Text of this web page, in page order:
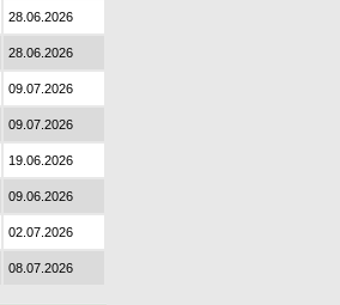
28.06.2026
28.06.2026
09.07.2026
09.07.2026
19.06.2026
09.06.2026
02.07.2026
08.07.2026